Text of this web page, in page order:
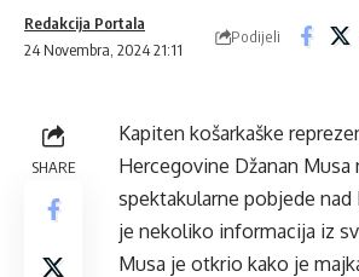
24 Novembra, 2024 21:11
Redakcija Portala
Podijeli
SHARE
Kapiten košarkaške
Hercegovine Džanan Musa
spektakularne pobjede
je nekoliko informacija iz
Musa je otkrio kako je